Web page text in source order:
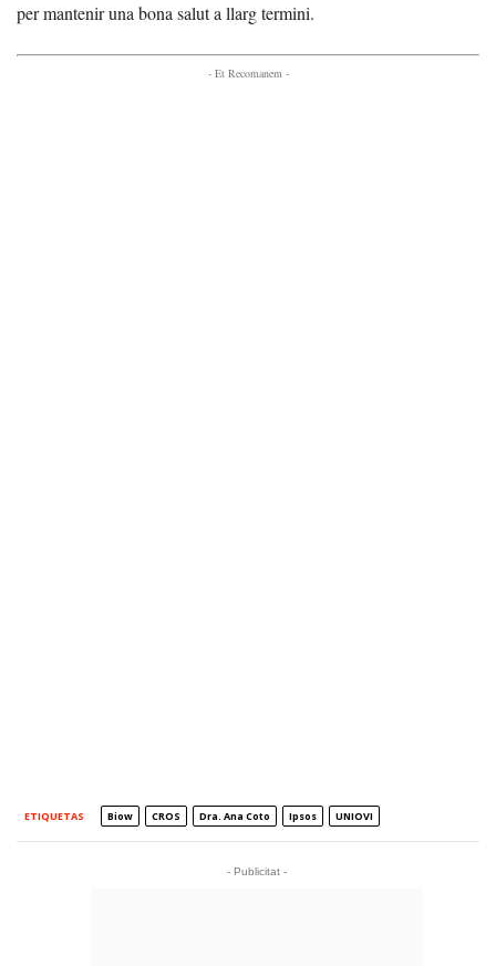
per mantenir una bona salut a llarg termini.
- Et Recomanem -
ETIQUETAS Biow CROS Dra. Ana Coto Ipsos UNIOVI
- Publicitat -